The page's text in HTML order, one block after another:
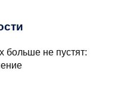
больше не пустят: